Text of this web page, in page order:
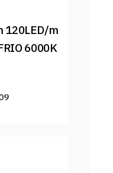
120LED/m
6000K